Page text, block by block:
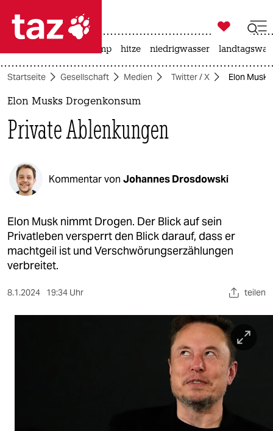
 taz zahl ich
taz zahl ich
politik
öko
gesellschaft
kultur
sport

taz zahl ich
usa unter trump hitze niedrigwasser
Startseite Gesellschaft Medien Twitter / X Elon
Elon Musks Drogenkonsum
Private Ablenkungen
Kommentar von Johannes Drosdowski
Elon Musk nimmt Drogen. Der Blick auf sein
Privatleben versperrt den Blick darauf, dass er
machtgeil ist und Verschwörungserzählungen
verbreitet.
8.1.2024 19:34 Uhr teilen